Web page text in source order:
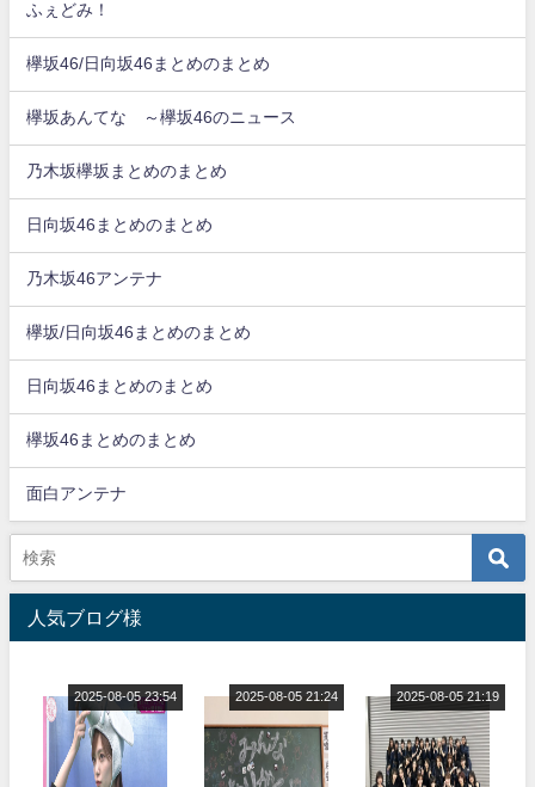
ふぇどみ！
欅坂46/日向坂46まとめのまとめ
欅坂あんてな ～欅坂46のニュース
乃木坂欅坂まとめのまとめ
日向坂46まとめのまとめ
乃木坂46アンテナ
欅坂/日向坂46まとめのまとめ
日向坂46まとめのまとめ
欅坂46まとめのまとめ
面白アンテナ
人気ブログ様
2025-08-05 23:54 2025-08-05 21:24 2025-08-05 21:19